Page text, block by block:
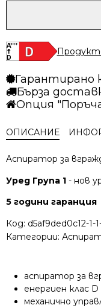
Elica
Era
C
BL
72
Гарантирано
Бърза
Опция
ОПИСАНИЕ
Aспиратор за
Уред Група 1 - нов
5 години гаранция
Код: d5af9ded0c12-1-1-
Категории:
аспиратор за
енергиен клас D
механично